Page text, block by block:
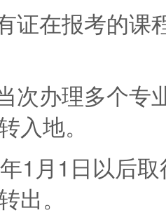
证在报考的课
次办理多个专
入地。
1月1日以后
出。